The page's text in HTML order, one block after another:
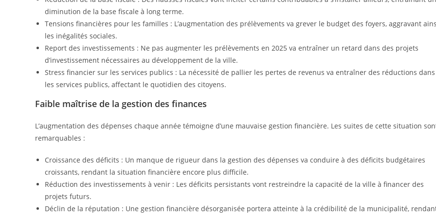
diminution de la base fiscale à long terme.
Tensions financières pour les familles : L’augmentation des prélèvements va grever le budget des foyers, aggravant
les inégalités sociales.
Report des investissements : Ne pas augmenter les prélèvements en 2025 va entraîner un retard dans des projets
d’investissement nécessaires au développement de la ville.
Stress financier sur les services publics : La nécessité de pallier les pertes de revenus va entraîner des réductions dans
les services publics, affectant le quotidien des citoyens.
Faible maîtrise de la gestion des finances
L’augmentation des dépenses chaque année témoigne d’une mauvaise gestion financière. Les suites de cette situation
remarquables :
Croissance des déficits : Un manque de rigueur dans la gestion des dépenses va conduire à des déficits budgétaires
croissants, rendant la situation financière encore plus difficile.
Réduction des investissements à venir : Les déficits persistants vont restreindre la capacité de la ville à financer des
projets futurs.
Déclin de la réputation : Une gestion financière désorganisée portera atteinte à la crédibilité de la municipalité,